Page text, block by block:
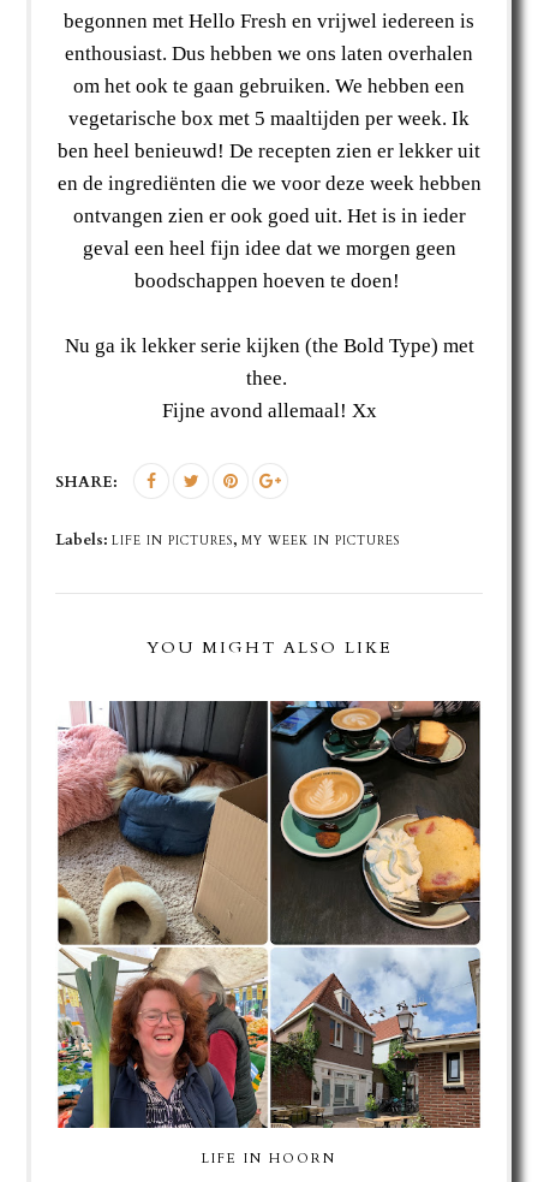
begonnen met Hello Fresh en vrijwel iedereen is
enthousiast. Dus hebben we ons laten overhalen
om het ook te gaan gebruiken. We hebben een
vegetarische box met 5 maaltijden per week. Ik
ben heel benieuwd! De recepten zien er lekker uit
en de ingrediënten die we voor deze week hebben
ontvangen zien er ook goed uit. Het is in ieder
geval een heel fijn idee dat we morgen geen
boodschappen hoeven te doen!
Nu ga ik lekker serie kijken (the Bold Type) met
thee.
Fijne avond allemaal! Xx
SHARE:
Labels:LIFE IN PICTURES,MY WEEK IN PICTURES
YOU MIGHT ALSO LIKE
LIFE IN HOORN